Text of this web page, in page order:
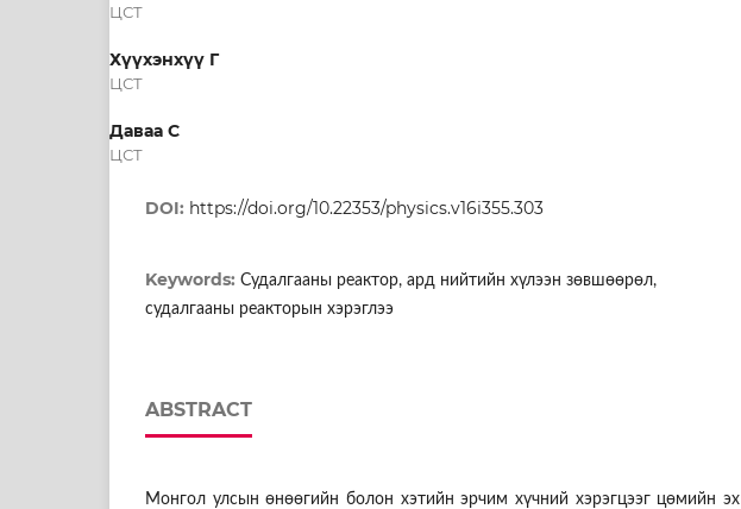
ЦСТ
Хүүхэнхүү Г
ЦСТ
Даваа С
ЦСТ
DOI: https://doi.org/10.22353/physics.v16i355.303
Keywords: Судалгааны реактор, ард нийтийн хүлээн зөвшөөрөл,
судалгааны реакторын хэрэглээ
ABSTRACT
Монгол улсын өнөөгийн болон хэтийн эрчим хүчний хэрэгцээг цөмийн эх